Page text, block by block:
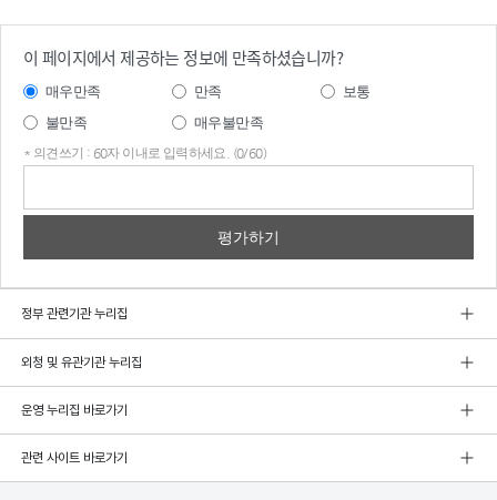
이 페이지에서 제공하는 정보에 만족하셨습니까?
매우만족 만족
보통
불만족
매우불만족
* 의견쓰기 : 60자 이내로 입력하세요. (0/60)
정부 관련기관 누리집
외청 및 유관기관 누리집
운영 누리집 바로가기
관련 사이트 바로가기